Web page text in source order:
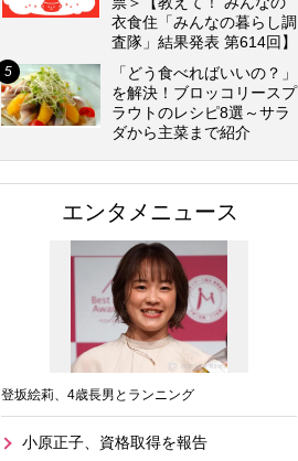
衣食住「みんなの暮らし調
査隊」結果発表 第614回】
「どう食べればいいの？」
を解決！ブロッコリースプ
ラウトのレシピ8選～サラ
ダから主菜まで紹介
エンタメニュース
登坂絵莉、4歳長男とランニング
小原正子、資格取得を報告